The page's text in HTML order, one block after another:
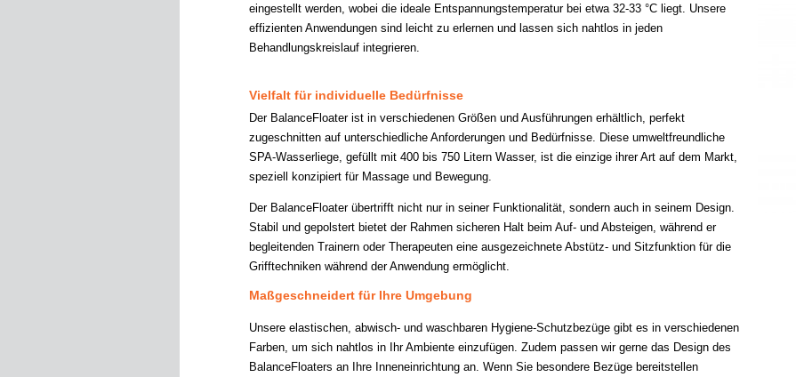
eingestellt werden, wobei die ideale Entspannungstemperatur bei etwa 32-33 °C liegt. Unsere
effizienten Anwendungen sind leicht zu erlernen und lassen sich nahtlos in jeden
Behandlungskreislauf integrieren.
Vielfalt für individuelle Bedürfnisse
Der BalanceFloater ist in verschiedenen Größen und Ausführungen erhältlich, perfekt
zugeschnitten auf unterschiedliche Anforderungen und Bedürfnisse. Diese umweltfreundliche
SPA-Wasserliege, gefüllt mit 400 bis 750 Litern Wasser, ist die einzige ihrer Art auf dem Markt,
speziell konzipiert für Massage und Bewegung.
Der BalanceFloater übertrifft nicht nur in seiner Funktionalität, sondern auch in seinem Design.
Stabil und gepolstert bietet der Rahmen sicheren Halt beim Auf- und Absteigen, während er
begleitenden Trainern oder Therapeuten eine ausgezeichnete Abstütz- und Sitzfunktion für die
Grifftechniken während der Anwendung ermöglicht.
Maßgeschneidert für Ihre Umgebung
Unsere elastischen, abwisch- und waschbaren Hygiene-Schutzbezüge gibt es in verschiedenen
Farben, um sich nahtlos in Ihr Ambiente einzufügen. Zudem passen wir gerne das Design des
BalanceFloaters an Ihre Inneneinrichtung an. Wenn Sie besondere Bezüge bereitstellen